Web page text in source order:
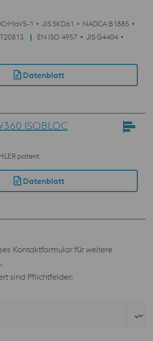
1 JIS SKD61
NADCA B1885
EN ISO 4957
JIS G4404
Datenblatt
ISOBLOC
patent
Datenblatt
Kontaktformular für weitere
sind Pflichtfelder: